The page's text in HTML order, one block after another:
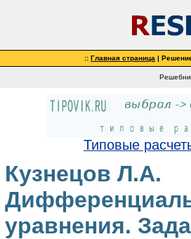
:: Главная страница |
Типовые
Кузнецов Л.А.
уравнения.